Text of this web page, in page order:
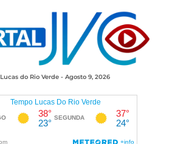
Lucas do Rio Verde - Agosto 9, 2026